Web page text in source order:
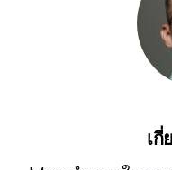
เกี่